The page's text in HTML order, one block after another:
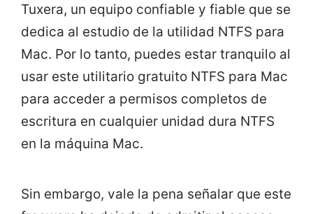
Tuxera, un equipo confiable y fiable que se
dedica al estudio de la utilidad NTFS para
Mac. Por lo tanto, puedes estar tranquilo al
usar este utilitario gratuito NTFS para Mac
para acceder a permisos completos de
escritura en cualquier unidad dura NTFS
en la máquina Mac.
Sin embargo, vale la pena señalar que este